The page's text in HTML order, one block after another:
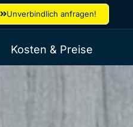
Unverbindlich anfragen!
Kosten & Preise